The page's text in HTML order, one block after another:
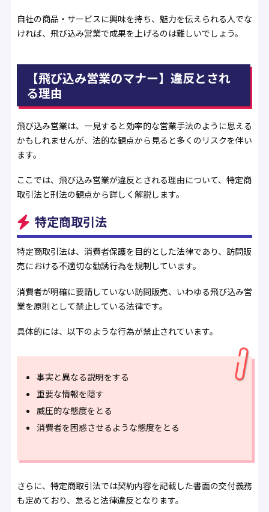
自社の商品・サービスに興味を持ち、魅力を伝えられる人でな
ければ、飛び込み営業で成果を上げるのは難しいでしょう。
【飛び込み営業のマナー】違反とされ
る理由
飛び込み営業は、一見すると効率的な営業手法のように思える
かもしれませんが、法的な観点から見ると多くのリスクを伴い
ます。
ここでは、飛び込み営業が違反とされる理由について、特定商
取引法と刑法の観点から詳しく解説します。
特定商取引法
特定商取引法は、消費者保護を目的とした法律であり、訪問販
売における不適切な勧誘行為を規制しています。
消費者が明確に要請していない訪問販売、いわゆる飛び込み営
業を原則として禁止している法律です。
具体的には、以下のような行為が禁止されています。
事実と異なる説明をする
重要な情報を隠す
威圧的な態度をとる
消費者を困惑させるような態度をとる
さらに、特定商取引法では契約内容を記載した書面の交付義務
も定めており、怠ると法律違反となります。